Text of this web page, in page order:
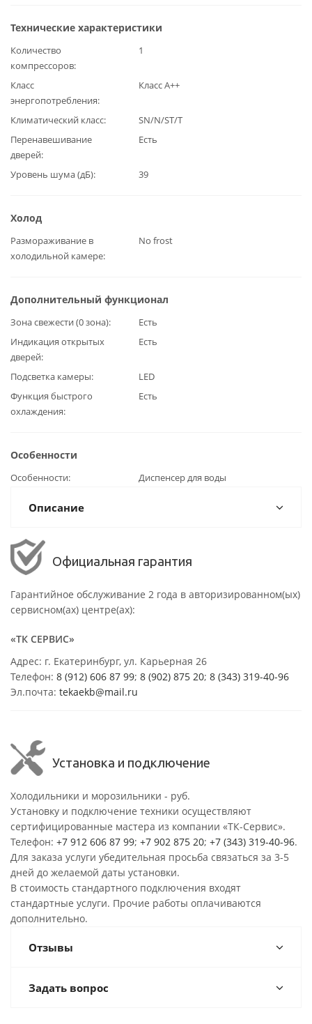
Технические характеристики
Количество
компрессоров
1
Класс
энергопотребления
Класс А++
Климатический класс
SN/N/ST/T
Перенавешивание
дверей
Есть
Уровень шума (дБ) 39
Холод
Размораживание в
холодильной камере
No frost
Дополнительный функционал
Зона свежести (0 зона)
Есть
Индикация открытых
дверей
Есть
Подсветка камеры
LED
Функция быстрого
охлаждения
Есть
Особенности
Особенности Диспенсер для воды
Описание
Официальная гарантия
Гарантийное обслуживание 2 года в авторизированном(ых)
сервисном(ах) центре(ах):
«ТК СЕРВИС»
Адрес: г. Екатеринбург, ул. Карьерная 26
Телефон: 8 (912) 606 87 99; 8 (902) 875 20; 8 (343) 319-40-96
Эл.почта: tekaekb@mail.ru
Установка и подключение
Холодильники и морозильники - руб.
Установку и подключение техники осуществляют
сертифицированные мастера из компании «ТК-Сервис».
Телефон: +7 912 606 87 99; +7 902 875 20; +7 (343) 319-40-96.
Для заказа услуги убедительная просьба связаться за 3-5
дней до желаемой даты установки.
В стоимость стандартного подключения входят
стандартные услуги. Прочие работы оплачиваются
дополнительно.
Отзывы
Задать вопрос